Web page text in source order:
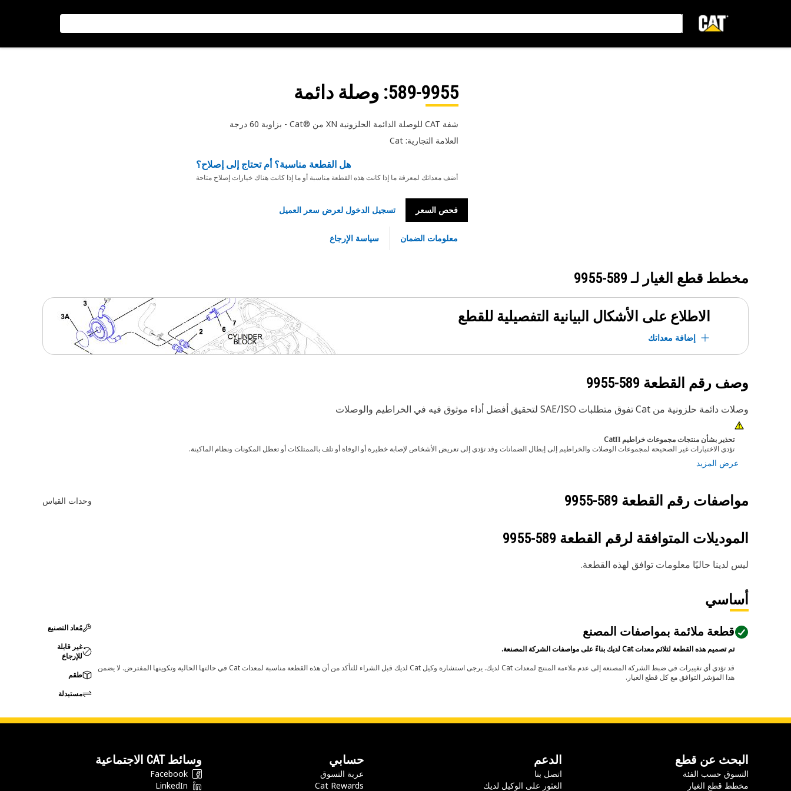
589-9955: وصلة دائمة
شفة CAT للوصلة الدائمة الحلزونية XN من Cat®‎ - بزاوية 60 درجة
العلامة التجارية: Cat
هل القطعة مناسبة؟ أم تحتاج إلى إصلاح؟
أضف معداتك لمعرفة ما إذا كانت هذه القطعة مناسبة أو ما إذا كانت هناك خيارات إصلاح متاحة
فحص السعر تسجيل الدخول لعرض سعر العميل
معلومات الضمان سياسة الإرجاع
مخطط قطع الغيار لـ 589-9955
الاطلاع على الأشكال البيانية التفصيلية للقطع
إضافة معداتك
وصف رقم القطعة 589-9955
وصلات دائمة حلزونية من Cat تفوق متطلبات SAE/ISO لتحقيق أفضل أداء موثوق فيه في الخراطيم والوصلات
تحذير بشأن منتجات مجموعات خراطيم CatΠ
تؤدي الاختيارات غير الصحيحة لمجموعات الوصلات والخراطيم إلى إبطال الضمانات وقد تؤدي إلى تعريض الأشخاص لإصابة خطيرة أو الوفاة أو تلف بالممتلكات أو تعطل المكونات ونظام الماكينة.
عرض المزيد
مواصفات رقم القطعة 589-9955 وحدات القياس
الموديلات المتوافقة لرقم القطعة 589-9955
ليس لدينا حاليًا معلومات توافق لهذه القطعة.
أساسي
قطعة ملائمة بمواصفات المصنع
تم تصميم هذه القطعة لتلائم معدات Cat لديك بناءً على مواصفات الشركة المصنعة.
قد تؤدي أي تغييرات في ضبط الشركة المصنعة إلى عدم ملاءمة المنتج لمعدات Cat لديك. يرجى استشارة وكيل Cat لديك قبل الشراء للتأكد من أن هذه القطعة مناسبة لمعدات Cat في حالتها الحالية وتكوينها المفترض. لا يضمن
هذا المؤشر التوافق مع كل قطع الغيار.
مُعاد التصنيع
غير قابلة
للإرجاع
طقم
مستبدلة
البحث عن قطع
التسوق حسب الفئة
مخطط قطع الغيار
الدعم
اتصل بنا
العثور على الوكيل لديك
حسابي
عربة التسوق
Cat Rewards
وسائط CAT الاجتماعية
Facebook
LinkedIn